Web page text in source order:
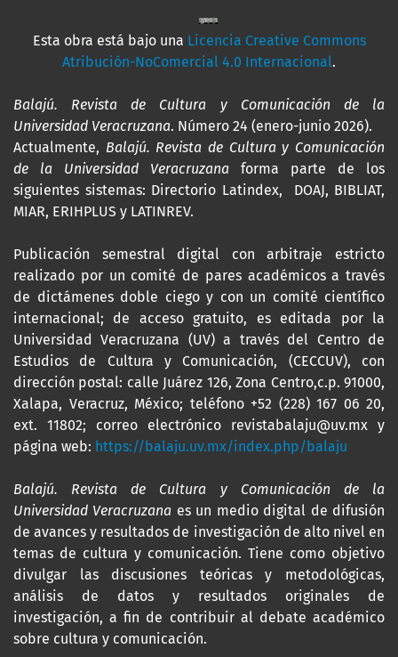
Esta obra está bajo una Licencia Creative Commons
Atribución-NoComercial 4.0 Internacional.
Balajú. Revista de Cultura y Comunicación de la
Universidad Veracruzana. Número 24 (enero-junio 2026).
Actualmente, Balajú. Revista de Cultura y Comunicación
de la Universidad Veracruzana forma parte de los
siguientes sistemas: Directorio Latindex, DOAJ, BIBLIAT,
MIAR, ERIHPLUS y LATINREV.
Publicación semestral digital con arbitraje estricto
realizado por un comité de pares académicos a través
de dictámenes doble ciego y con un comité científico
internacional; de acceso gratuito, es editada por la
Universidad Veracruzana (UV) a través del Centro de
Estudios de Cultura y Comunicación, (CECCUV), con
dirección postal: calle Juárez 126, Zona Centro,c.p. 91000,
Xalapa, Veracruz, México; teléfono +52 (228) 167 06 20,
ext. 11802; correo electrónico revistabalaju@uv.mx y
página web: https://balaju.uv.mx/index.php/balaju
Balajú. Revista de Cultura y Comunicación de la
Universidad Veracruzana es un medio digital de difusión
de avances y resultados de investigación de alto nivel en
temas de cultura y comunicación. Tiene como objetivo
divulgar las discusiones teóricas y metodológicas,
análisis de datos y resultados originales de
investigación, a fin de contribuir al debate académico
sobre cultura y comunicación.